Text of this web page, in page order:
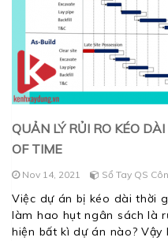
QUẢN LÝ RỦI RO KÉO
OF TIME
Nov 14, 2021 Sổ Tay QS
Việc dự án bị kéo dài thời
làm hao hụt ngân sách là
hiện bất kì dự án nào?